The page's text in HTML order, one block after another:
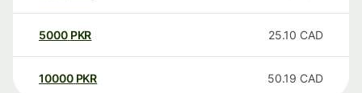
5000 PKR 25.10 CAD
10000 PKR 50.19 CAD